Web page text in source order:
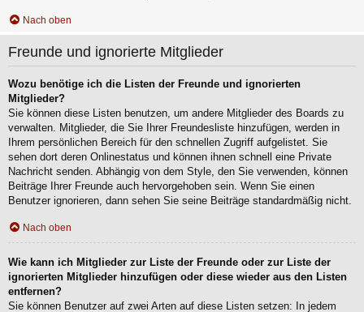
Nach oben
Freunde und ignorierte Mitglieder
Wozu benötige ich die Listen der Freunde und ignorierten
Mitglieder?
Sie können diese Listen benutzen, um andere Mitglieder des Boards zu
verwalten. Mitglieder, die Sie Ihrer Freundesliste hinzufügen, werden in
Ihrem persönlichen Bereich für den schnellen Zugriff aufgelistet. Sie
sehen dort deren Onlinestatus und können ihnen schnell eine Private
Nachricht senden. Abhängig von dem Style, den Sie verwenden, können
Beiträge Ihrer Freunde auch hervorgehoben sein. Wenn Sie einen
Benutzer ignorieren, dann sehen Sie seine Beiträge standardmäßig nicht.
Nach oben
Wie kann ich Mitglieder zur Liste der Freunde oder zur Liste der
ignorierten Mitglieder hinzufügen oder diese wieder aus den Listen
entfernen?
Sie können Benutzer auf zwei Arten auf diese Listen setzen: In jedem